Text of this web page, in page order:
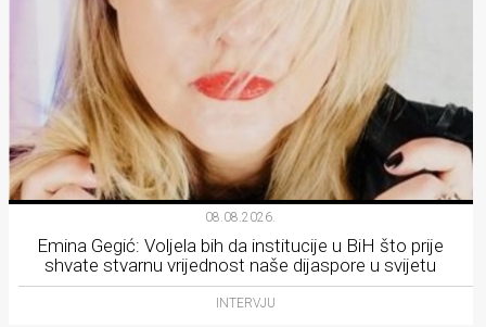
08.08.2026.
Emina Gegić: Voljela bih da institucije u BiH što prije
shvate stvarnu vrijednost naše dijaspore u svijetu
INTERVJU